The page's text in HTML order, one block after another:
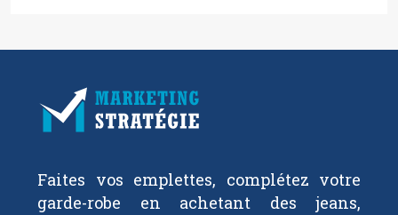
Faites vos emplettes, complétez votre
garde-robe en achetant des jeans,